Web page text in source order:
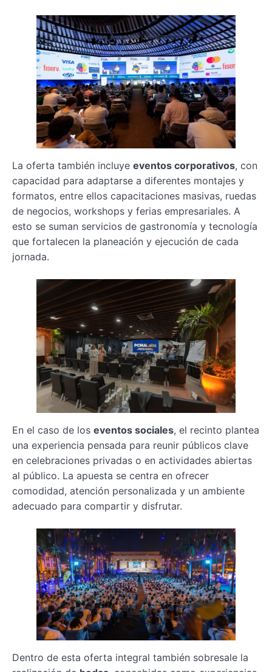
La oferta también incluye eventos corporativos, con
capacidad para adaptarse a diferentes montajes y
formatos, entre ellos capacitaciones masivas, ruedas
de negocios, workshops y ferias empresariales. A
esto se suman servicios de gastronomía y tecnología
que fortalecen la planeación y ejecución de cada
jornada.
En el caso de los eventos sociales, el recinto plantea
una experiencia pensada para reunir públicos clave
en celebraciones privadas o en actividades abiertas
al público. La apuesta se centra en ofrecer
comodidad, atención personalizada y un ambiente
adecuado para compartir y disfrutar.
Dentro de esta oferta integral también sobresale la